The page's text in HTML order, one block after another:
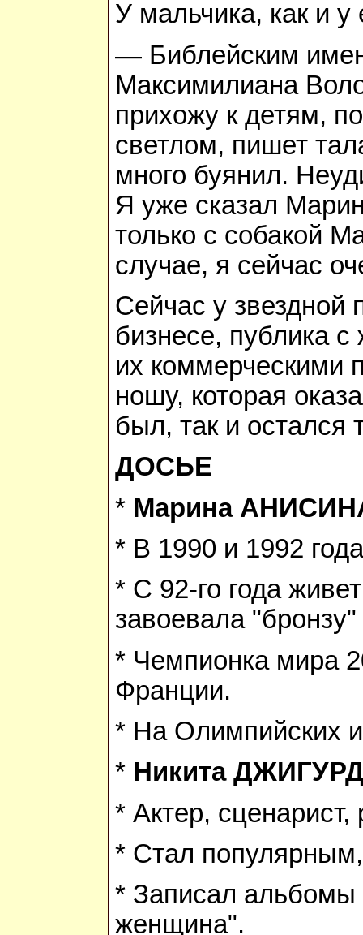
У мальчика, как и
— Библейским
Максимилиана
прихожу к детям,
светлом, пишет
много буянил.
Я уже сказал
только с собакой
случае, я сейчас
Сейчас у звездной
бизнесе, публика
их коммерческими
ношу, которая
был, так и
ДОСЬЕ
* Марина
* В 1990 и 1992
* С 92-го года
завоевала
* Чемпионка мира
Франции.
* На Олимпийских
* Никита
* Актер,
* Стал
* Записал альбомы
женщина".